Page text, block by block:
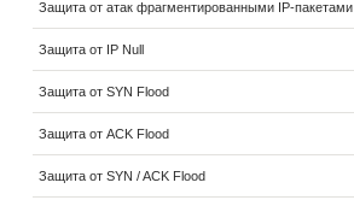
Защита от атак фрагментированными IP-пакетами
Защита от IP Null
Защита от SYN Flood
Защита от ACK Flood
Защита от SYN / ACK Flood